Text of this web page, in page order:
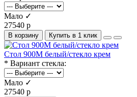
Мало ✓
27540 р
В корзину Купить в 1 клик
Стол 900М белый/стекло крем
* Вариант стекла:
Мало ✓
27540 р